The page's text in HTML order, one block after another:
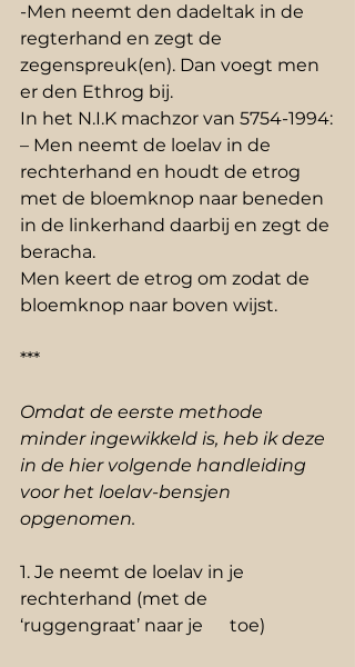
-Men neemt den dadeltak in de
regterhand en zegt de
zegenspreuk(en). Dan voegt men
er den Ethrog bij.
In het N.I.K machzor van 5754-1994:
– Men neemt de loelav in de
rechterhand en houdt de etrog
met de bloemknop naar beneden
in de linkerhand daarbij en zegt de
beracha.
Men keert de etrog om zodat de
bloemknop naar boven wijst.
***
Omdat de eerste methode
minder ingewikkeld is, heb ik deze
in de hier volgende handleiding
voor het loelav-bensjen
opgenomen.
1. Je neemt de loelav in je
rechterhand (met de
‘ruggengraat’ naar je      toe)